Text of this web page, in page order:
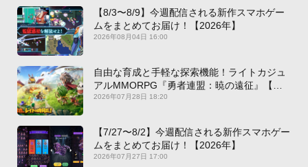
【8/3〜8/9】今週配信される新作スマホゲー
ムをまとめてお届け！【2026年】
2026年08月04日 16:00
自由な育成と手軽な探索機能！ライトカジュ
アルMMORPG『勇者連盟：暁の遠征』【最
新作PICKUP】
2026年07月28日 18:20
【7/27〜8/2】今週配信される新作スマホゲー
ムをまとめてお届け！【2026年】
2026年07月27日 17:00